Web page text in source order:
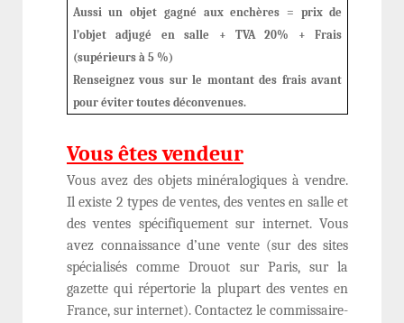
Aussi un objet gagné aux enchères = prix de
l’objet adjugé en salle + TVA 20% + Frais
(supérieurs à 5 %)
Renseignez vous sur le montant des frais avant
pour éviter toutes déconvenues.
Vous êtes vendeur
Vous avez des objets minéralogiques à vendre.
Il existe 2 types de ventes, des ventes en salle et
des ventes spécifiquement sur internet. Vous
avez connaissance d’une vente (sur des sites
spécialisés comme Drouot sur Paris, sur la
gazette qui répertorie la plupart des ventes en
France, sur internet). Contactez le commissaire-